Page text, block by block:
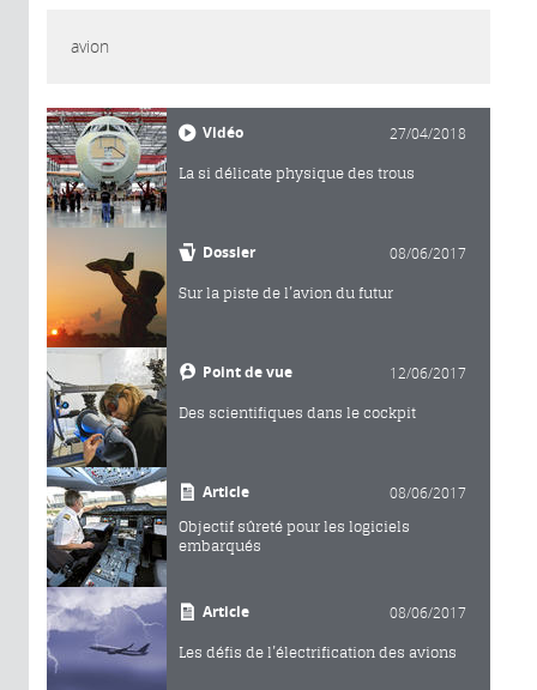
avion
Vidéo 27/04/2018
La si délicate physique des trous
Dossier 08/06/2017
Sur la piste de l’avion du futur
Point de vue 12/06/2017
Des scientifiques dans le cockpit
Article 08/06/2017
Objectif sûreté pour les logiciels
embarqués
Article 08/06/2017
Les défis de l’électrification des avions